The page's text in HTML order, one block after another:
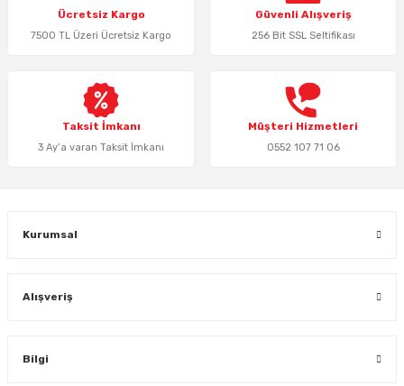
Ürün açıklamasında eksik bilgiler bulunuyor.
Ürün bilgilerinde hatalar bulunuyor.
Bu ürüne benzer farklı alternatifler olmalı.
Ücretsiz Kargo
7500 TL Üzeri Ücretsiz Kargo
Güvenli Alışveriş
256 Bit SSL Seltifikası
Taksit İmkanı
3 Ay’a varan Taksit İmkanı
Müşteri Hizmetleri
0552 107 71 06
Kurumsal
Alışveriş
Bilgi